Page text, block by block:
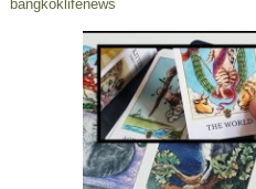
bangkoklifenews